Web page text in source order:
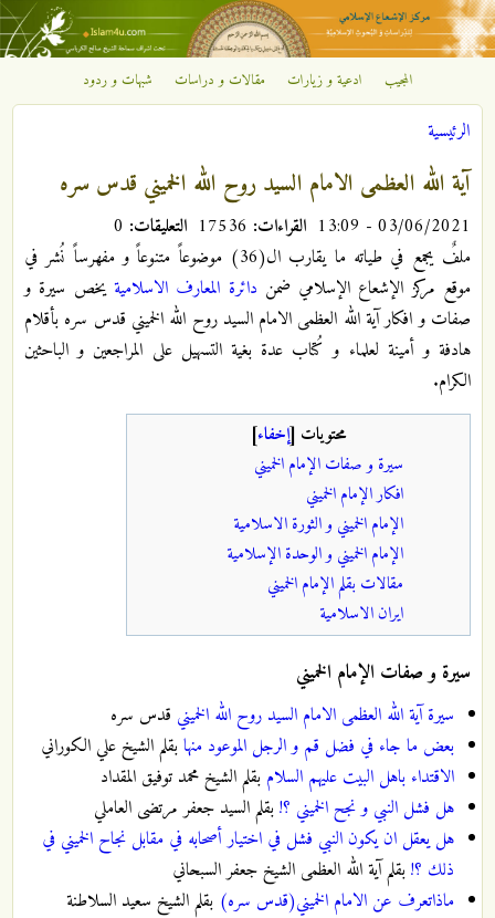
تجاوز إلى المحتوى الرئيسي
مركز
الإشعاع
الإسلامي
المجيب ادعية و زيارات مقالات و دراسات شبهات و ردود
أنت هنا
الرئيسية
آية الله العظمى الامام السيد روح الله الخميني قدس سره
03/06/2021 - 13:09 القراءات: التعليقات:
ملفٌ يجمع في طياته ما يقارب ال(36) موضوعاً متنوعاً و مفهرساً نُشر في
موقع مركز الإشعاع الإسلامي ضمن دائرة المعارف الاسلامية يخص سيرة و
صفات و افكار آية الله العظمى الامام السيد روح الله الخميني قدس سره بأقلام
هادفة و أمينة لعلماء و كُتاب عدة بغية التسهيل على المراجعين و الباحثين
الكرام.
محتويات [إخفاء]
سيرة و صفات الإمام الخميني
افكار الإمام الخميني
الإمام الخميني و الثورة الاسلامية
الإمام الخميني و الوحدة الإسلامية
مقالات بقلم الإمام الخميني
ايران الاسلامية
سيرة و صفات الإمام الخميني
سيرة آية الله العظمى الامام السيد روح الله الخميني قدس سره
بعض ما جاء في فضل قم و الرجل الموعود منهابقلم الشيخ علي الكوراني
الاقتداء باهل البيت عليهم السلام بقلم الشيخ محمد توفيق المقداد
هل فشل النبي و نجح الخميني ؟!بقلم السيد جعفر مرتضى العاملي
هل يعقل ان يكون النبي فشل في اختيار أصحابه في مقابل نجاح الخميني في
ذلك ؟!بقلم آية الله العظمى الشيخ جعفر السبحاني
ماذاتعرف عن الامام الخميني(قدس سره) بقلم الشيخ سعيد السلاطنة